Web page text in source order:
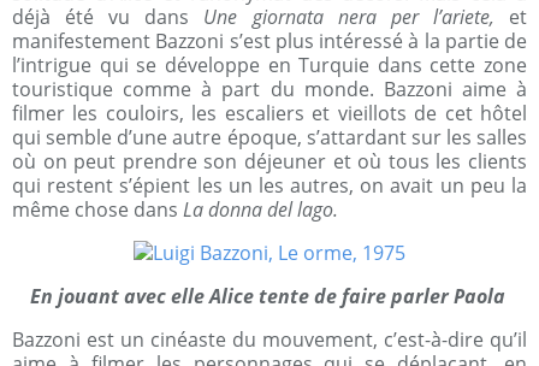
déjà été vu dans Une giornata nera per l’ariete, et
manifestement Bazzoni s’est plus intéressé à la partie de
l’intrigue qui se développe en Turquie dans cette zone
touristique comme à part du monde. Bazzoni aime à
filmer les couloirs, les escaliers et vieillots de cet hôtel
qui semble d’une autre époque, s’attardant sur les salles
où on peut prendre son déjeuner et où tous les clients
qui restent s’épient les un les autres, on avait un peu la
même chose dans La donna del lago.
En jouant avec elle Alice tente de faire parler Paola
Bazzoni est un cinéaste du mouvement, c’est-à-dire qu’il